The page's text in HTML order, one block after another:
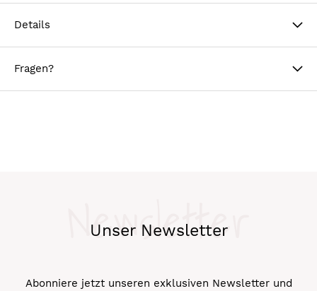
Details
Fragen?
Unser Newsletter
Newsletter
Abonniere jetzt unseren exklusiven Newsletter und